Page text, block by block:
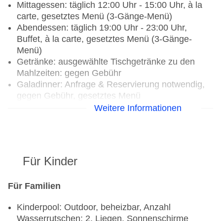
Mittagessen: täglich 12:00 Uhr - 15:00 Uhr, à la
carte, gesetztes Menü (3-Gänge-Menü)
Abendessen: täglich 19:00 Uhr - 23:00 Uhr,
Buffet, à la carte, gesetztes Menü (3-Gänge-
Menü)
Getränke: ausgewählte Tischgetränke zu den
Mahlzeiten: gegen Gebühr
Galadinner: Anfrage & Reservierung notwendig,
gegen Gebühr, gesetztes Menü
notwendig, vegetarische Gerichte, vegane
Uhr - 11:00 Uhr, täglich 18:30 Uhr - 22:30 Uhr,
Kinderhochstuhl, angemessene Kleidung
Weitere Informationen
Für Kinder
Für Familien
Kinderpool: Outdoor, beheizbar, Anzahl
Wasserrutschen: 2, Liegen, Sonnenschirme